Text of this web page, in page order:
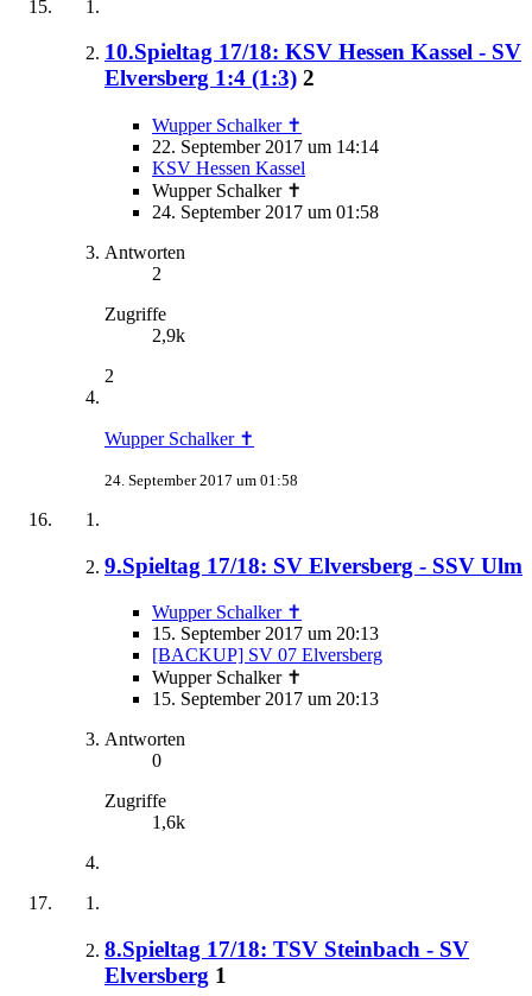
10.Spieltag 17/18: KSV Hessen Kassel - SV
Elversberg 1:4 (1:3) 2
Wupper Schalker ✝
22. September 2017 um 14:14
KSV Hessen Kassel
Wupper Schalker ✝
24. September 2017 um 01:58
Antworten
2
Zugriffe
2,9k
2
Wupper Schalker ✝
24. September 2017 um 01:58
9.Spieltag 17/18: SV Elversberg - SSV Ulm
Wupper Schalker ✝
15. September 2017 um 20:13
[BACKUP] SV 07 Elversberg
Wupper Schalker ✝
15. September 2017 um 20:13
Antworten
0
Zugriffe
1,6k
8.Spieltag 17/18: TSV Steinbach - SV
Elversberg 1